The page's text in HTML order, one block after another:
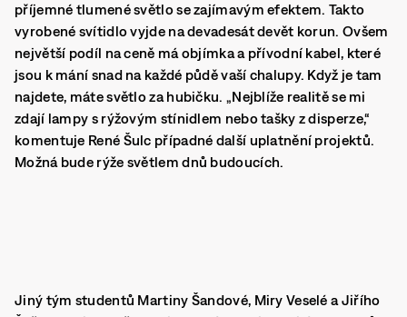
příjemné tlumené světlo se zajímavým efektem. Takto
vyrobené svítidlo vyjde na devadesát devět korun. Ovšem
největší podíl na ceně má objímka a přívodní kabel, které
jsou k mání snad na každé půdě vaší chalupy. Když je tam
najdete, máte světlo za hubičku. „Nejblíže realitě se mi
zdají lampy s rýžovým stínidlem nebo tašky z disperze,“
komentuje René Šulc případné další uplatnění projektů.
Možná bude rýže světlem dnů budoucích.
Jiný tým studentů Martiny Šandové, Miry Veselé a Jiřího